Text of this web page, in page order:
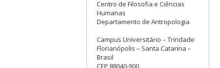
Centro de Filosofia e Ciências
Humanas
Departamento de Antropologia
Campus Universitário – Trindade
Florianópolis – Santa Catarina –
Brasil
CEP 88040-900